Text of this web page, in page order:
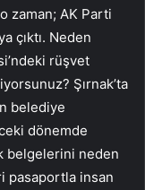
zaman; AK Parti
çıktı. Neden
rüşvet
Şırnak’ta
belediye
dönemde
belgelerini neden
pasaportla insan